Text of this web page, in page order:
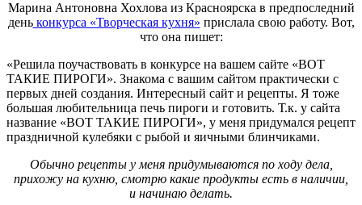
Марина Антоновна Хохлова из Красноярска в предпоследний
деньконкурса «Творческая кухня» прислала свою работу. Вот,
что она пишет:
«Решила поучаствовать в конкурсе на вашем сайте «ВОТ
ТАКИЕ ПИРОГИ». Знакома с вашим сайтом практически с
первых дней создания. Интересный сайт и рецепты. Я тоже
большая любительница печь пироги и готовить. Т.к. у сайта
название «ВОТ ТАКИЕ ПИРОГИ», у меня придумался рецепт
праздничной кулебяки с рыбой и яичными блинчиками.
Обычно рецепты у меня придумываются по ходу дела,
прихожу на кухню, смотрю какие продукты есть в наличии,
и начинаю делать.